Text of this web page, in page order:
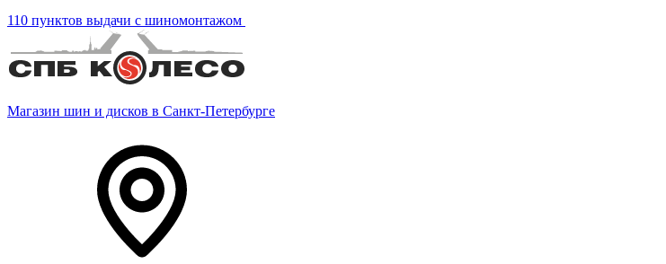
110 пунктов выдачи с шиномонтажом
Магазин шин и дисков в Санкт-Петербурге